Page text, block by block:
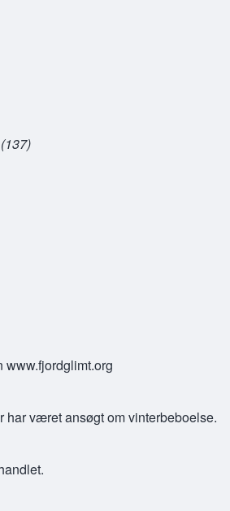
www.fjordglimt.org
har været ansøgt om vinterbeboelse.